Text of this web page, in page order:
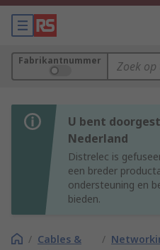
Fabrikantnummer
U bent
Nederland
Distrelec is
een breder
ondersteuning en
bieden.
/ Cables &
/